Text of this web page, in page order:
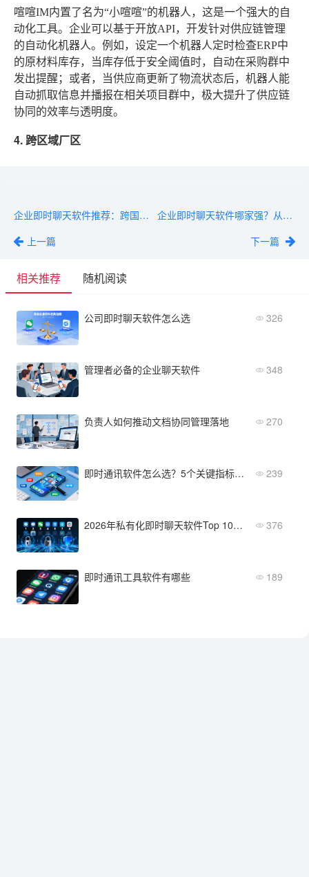
喧喧IM内置了名为“小喧喧”的机器人，这是一个强大的自
动化工具。企业可以基于开放API，开发针对供应链管理
的自动化机器人。例如，设定一个机器人定时检查ERP中
的原材料库存，当库存低于安全阈值时，自动在采购群中
发出提醒；或者，当供应商更新了物流状态后，机器人能
自动抓取信息并播报在相关项目群中，极大提升了供应链
协同的效率与透明度。
4. 跨区域厂区
企业即时聊天软件推荐：跨国公司全球化协作必备工具
上一篇
企业即时聊天软件哪家强？从客户支持到API开放度对比
下一篇
相关推荐 随机阅读
公司即时聊天软件怎么选 326
管理者必备的企业聊天软件 348
负责人如何推动文档协同管理落地 270
即时通讯软件怎么选？5个关键指标帮你决策 239
2026年私有化即时聊天软件Top 10评测：安全性与扩展性深度解析 376
即时通讯工具软件有哪些 189